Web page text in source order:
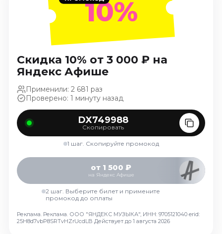
Октябрь 2026
Декабрь 2026
Январь 2027
Экскурсии
Сентябрь 2026
Октябрь 2026
Спорт
Август 2026
Сентябрь 2026
События
Август 2026
Сентябрь 2026
Ноябрь 2026
10%
Скидка 10% от 3 000 ₽ на
Яндекс Афише
Применили: 2 681 раз
Проверено: 1 минуту назад
DX749988
Скопировать
1 шаг. Скопируйте промокод
от 1 500 ₽
на Яндекс Афише
2 шаг. Выберите билет и примените
промокод до оплаты
Реклама. Реклама. ООО "ЯНДЕКС МУЗЫКА", ИНН: 9705121040 erid:
25H8d7vbP8SRTvHZrUcdLB Действует до 1 августа 2026